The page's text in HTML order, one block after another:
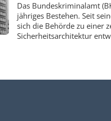
Das Bundeskriminalamt
jähriges Bestehen. Seit
sich die Behörde zu einer
Sicherheitsarchitektur